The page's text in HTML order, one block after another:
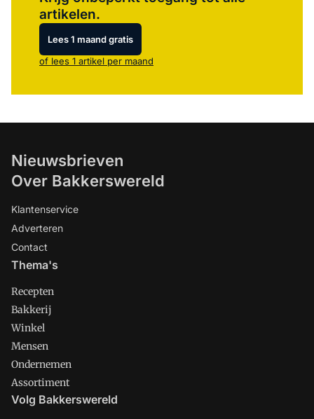
artikelen.
Lees 1 maand gratis
of lees 1 artikel per maand
Nieuwsbrieven
Over Bakkerswereld
Klantenservice
Adverteren
Contact
Thema's
Recepten
Bakkerij
Winkel
Mensen
Ondernemen
Assortiment
Volg Bakkerswereld